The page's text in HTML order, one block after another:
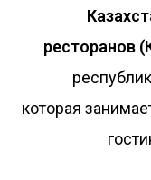
ресторанов
которая